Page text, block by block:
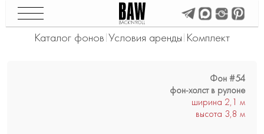
Каталог фонов |Условия аренды | Комплект
Фон #54
фон-холст в рулоне
ширина 2,1 м
высота 3,8 м